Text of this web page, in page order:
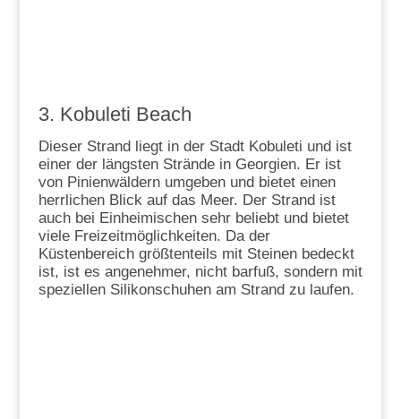
3. Kobuleti Beach
Dieser Strand liegt in der Stadt Kobuleti und ist
einer der längsten Strände in Georgien. Er ist
von Pinienwäldern umgeben und bietet einen
herrlichen Blick auf das Meer. Der Strand ist
auch bei Einheimischen sehr beliebt und bietet
viele Freizeitmöglichkeiten. Da der
Küstenbereich größtenteils mit Steinen bedeckt
ist, ist es angenehmer, nicht barfuß, sondern mit
speziellen Silikonschuhen am Strand zu laufen.